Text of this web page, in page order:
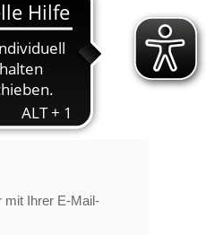
mit Ihrer E-Mail-